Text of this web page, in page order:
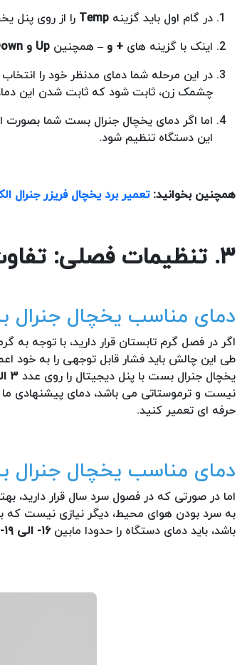
در گام اول باید گزینه Temp را از روی پنل
اینک با گزینه های + و –همچنین Up و Down
چشمک زن، ثابت شود که ثابت شدن این
اما اگر دمای یخچال جنرال بست شما بصورت
این دستگاه تنظیم شود.
همچنین بخوانید:تعمیر برد یخچال فریزر جنرال
۳. تنظیمات فصلی: تفاوت دمای تابستان و زمستان
دمای مناسب یخچال جنرال
اگر در فصل گرم تابستان قرار دارید، با توجه
طی این چالش باید فشار قابل توجهی را به خود
یخچال جنرال بست با پنل دیجیتال را روی عدد۳ الی ۴
نیست و ترموستاتی می باشد، دمای پیشنهادی
حرفه ای تعمیر کنید.
دمای مناسب یخچال
اما در صورتی که در فصول سرد سال قرار دارید،
به سرد بودن هوای محیط، دیگر نیازی نیست که
باشد، باید دمای دستگاه را حدودا مابین۱۶- الی ۱۹-